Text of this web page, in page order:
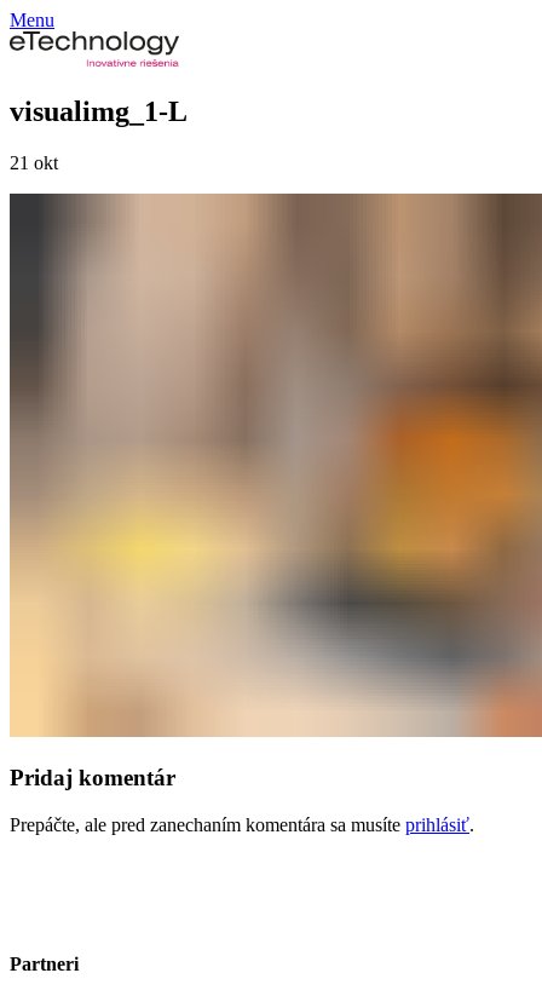
Menu
visualimg_1-L
21 okt
Pridaj komentár
Prepáčte, ale pred zanechaním komentára sa musíte prihlásiť.
Partneri